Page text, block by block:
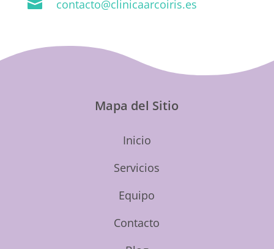
 contacto@clinicaarcoiris.es
Mapa del Sitio
Inicio
Servicios
Equipo
Contacto